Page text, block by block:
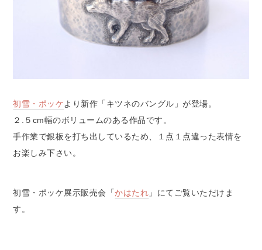
初雪・ポッケより新作「キツネのバングル」が登場。
２.５cm幅のボリュームのある作品です。
手作業で銀板を打ち出しているため、１点１点違った表情を
お楽しみ下さい。
初雪・ポッケ展示販売会「かはたれ 」にてご覧いただけま
す。